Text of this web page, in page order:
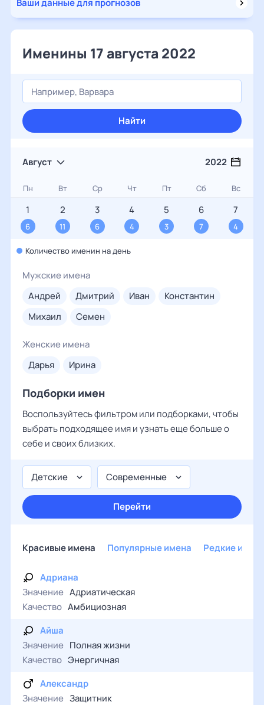
Ваши данные для прогнозов
Именины 17 августа 2022
Найти
Август 2022
Пн Вт Ср Чт Пт Сб Вс
1
6
2
11
3
6
4
4
5
3
6
7
7
4
Количество именин на день
Мужские имена
андрей
дмитрий иван
константин
михаил
семен
Женские имена
дарья
ирина
Подборки имен
Воспользуйтесь фильтром или подборками, чтобы
выбрать подходящее имя и узнать еще больше о
себе и своих близких.
Детские Современные
Перейти
Красивые имена Популярные имена Редкие
Адриана
Значение Адриатическая
Качество Амбициозная
Айша
Значение Полная жизни
Качество Энергичная
Александр
Значение Защитник